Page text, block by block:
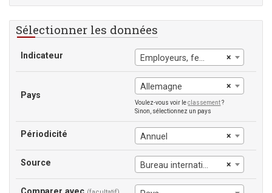
Sélectionner les données
Indicateur ×
Employeurs, femmes
Pays
×
Allemagne
Voulez-vous voir leclassement?
Sinon, sélectionnez un pays
Périodicité ×
Annuel
Source ×
Bureau international du Travail